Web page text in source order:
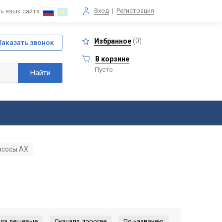
Вход | Регистрация
язык сайта:
Избранное(0)
В корзине
Пусто
АХ